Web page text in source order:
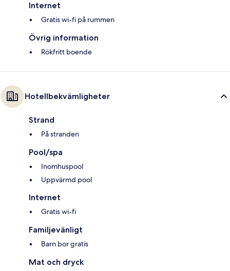
Internet
Gratis wi-fi på rummen
Övrig information
Rökfritt boende
Hotellbekvämligheter
Strand
På stranden
Pool/spa
Inomhuspool
Uppvärmd pool
Internet
Gratis wi-fi
Familjevänligt
Barn bor gratis
Mat och dryck